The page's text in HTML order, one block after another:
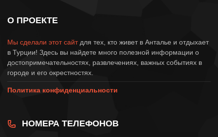
О ПРОЕКТЕ
Мы сделали этот сайтдля тех, кто живет в Анталье и отдыхает
в Турции! Здесь вы найдете много полезной информации о
достопримечательностях, развлечениях, важных событиях в
городе и его окрестностях.
Политика конфиденциальности
НОМЕРА ТЕЛЕФОНОВ